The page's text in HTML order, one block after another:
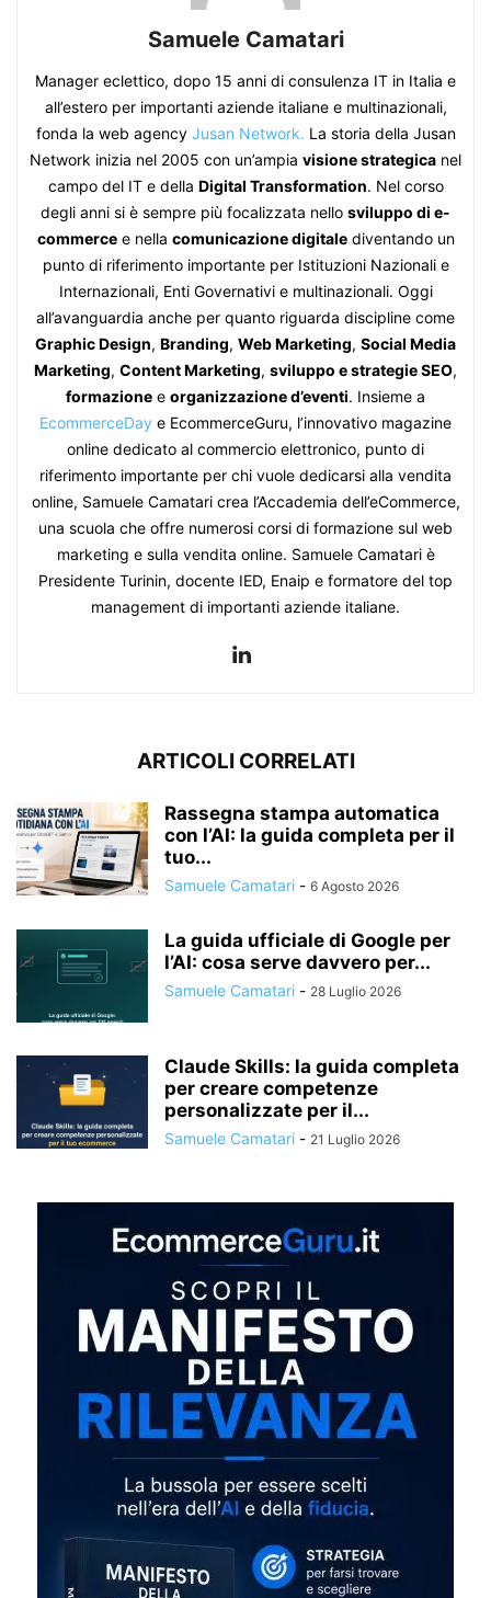
Samuele Camatari
Manager eclettico, dopo 15 anni di consulenza IT in Italia e
all’estero per importanti aziende italiane e multinazionali,
fonda la web agency Jusan Network. La storia della Jusan
Network inizia nel 2005 con un’ampia visione strategica nel
campo del IT e della Digital Transformation. Nel corso
degli anni si è sempre più focalizzata nello sviluppo di e-
commercee nella comunicazione digitalediventando un
punto di riferimento importante per Istituzioni Nazionali e
Internazionali, Enti Governativi e multinazionali. Oggi
all’avanguardia anche per quanto riguarda discipline come
Graphic Design, Branding, Web Marketing, Social Media
Marketing, Content Marketing, sviluppo e strategie SEO,
formazione e organizzazione d’eventi. Insieme a
EcommerceDay e EcommerceGuru, l’innovativo magazine
online dedicato al commercio elettronico, punto di
riferimento importante per chi vuole dedicarsi alla vendita
online, Samuele Camatari crea l’Accademia dell’eCommerce,
una scuola che offre numerosi corsi di formazione sul web
marketing e sulla vendita online. Samuele Camatari è
Presidente Turinin, docente IED, Enaip e formatore del top
management di importanti aziende italiane.
ARTICOLI CORRELATI
Rassegna stampa automatica
con l’AI: la guida completa per il
tuo...
Samuele Camatari - 6 Agosto 2026
La guida ufficiale di Google per
l’AI: cosa serve davvero per...
Samuele Camatari - 28 Luglio 2026
Claude Skills: la guida completa
per creare competenze
personalizzate per il...
Samuele Camatari - 21 Luglio 2026